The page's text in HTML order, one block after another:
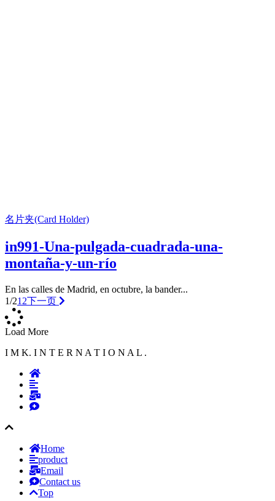
名片夹(Card Holder)
in991-Una-pulgada-cuadrada-una-
montaña-y-un-río
En las calles de Madrid, en octubre, la bander...
1/21 2下一页
Load More
I M K. I N T E R N A T I O N A L .
Home
product
Email
Contact us
Top